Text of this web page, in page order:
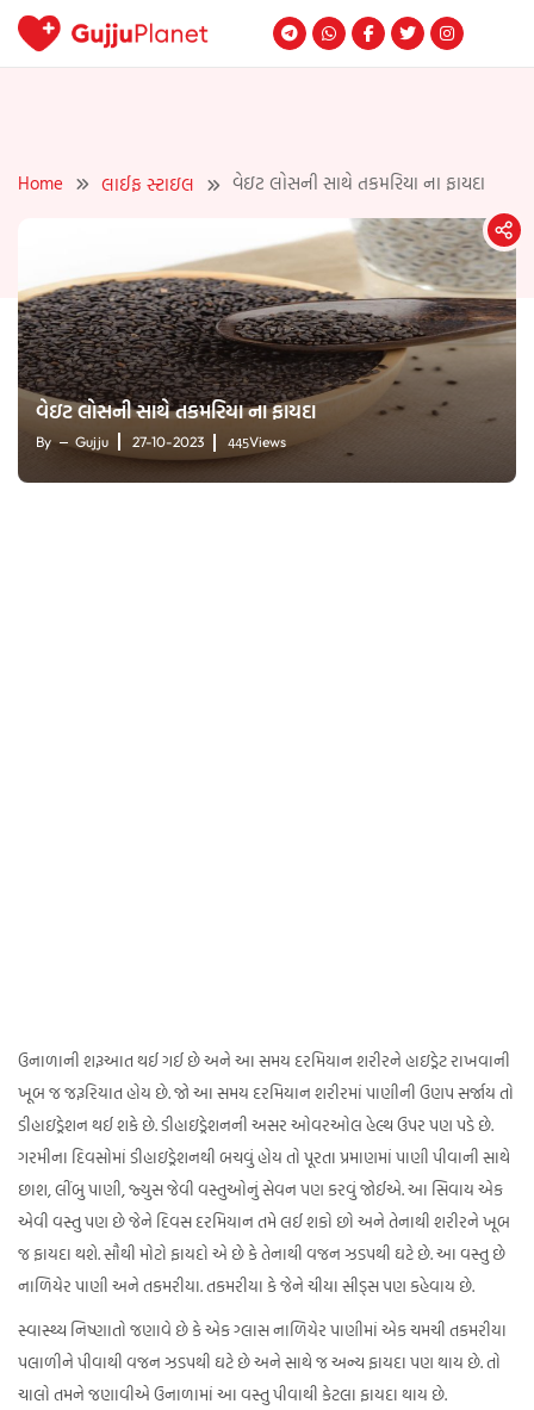
Skip
Home લાઈફ સ્ટાઇલ વેઇટ લોસની સાથે તકમરિયા ના ફાયદા
વેઇટ લોસની સાથે તકમરિયા ના ફાયદા
By Gujju 27-10-2023 445Views
ઉનાળાની શરૂઆત થઈ ગઈ છે અને આ સમય દરમિયાન શરીરને હાઇડ્રેટ રાખવાની
ખૂબ જ જરૂરિયાત હોય છે. જો આ સમય દરમિયાન શરીરમાં પાણીની ઉણપ સર્જાય તો
ડીહાઇડ્રેશન થઈ શકે છે. ડીહાઇડ્રેશનની અસર ઓવરઓલ હેલ્થ ઉપર પણ પડે છે.
ગરમીના દિવસોમાં ડીહાઇડ્રેશનથી બચવું હોય તો પૂરતા પ્રમાણમાં પાણી પીવાની સાથે
છાશ, લીંબુ પાણી, જ્યુસ જેવી વસ્તુઓનું સેવન પણ કરવું જોઈએ. આ સિવાય એક
એવી વસ્તુ પણ છે જેને દિવસ દરમિયાન તમે લઈ શકો છો અને તેનાથી શરીરને ખૂબ
જ ફાયદા થશે. સૌથી મોટો ફાયદો એ છે કે તેનાથી વજન ઝડપથી ઘટે છે. આ વસ્તુ છે
નાળિયેર પાણી અને તકમરીયા. તકમરીયા કે જેને ચીયા સીડ્સ પણ કહેવાય છે.
સ્વાસ્થ્ય નિષ્ણાતો જણાવે છે કે એક ગ્લાસ નાળિયેર પાણીમાં એક ચમચી તકમરીયા
પલાળીને પીવાથી વજન ઝડપથી ઘટે છે અને સાથે જ અન્ય ફાયદા પણ થાય છે. તો
ચાલો તમને જણાવીએ ઉનાળામાં આ વસ્તુ પીવાથી કેટલા ફાયદા થાય છે.